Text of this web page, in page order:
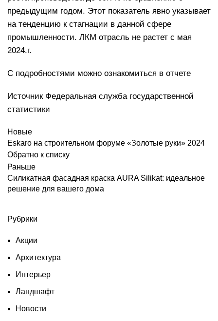
предыдущим годом. Этот показатель явно указывает
на тенденцию к стагнации в данной сфере
промышленности. ЛКМ отрасль не растет с мая
2024.г.
С подробностями можно ознакомиться в отчете
Источник Федеральная служба государственной
статистики
Новые
Eskaro на строительном форуме «Золотые руки» 2024
Обратно к списку
Раньше
Силикатная фасадная краска AURA Silikat: идеальное
решение для вашего дома
Рубрики
Акции
Архитектура
Интерьер
Ландшафт
Новости